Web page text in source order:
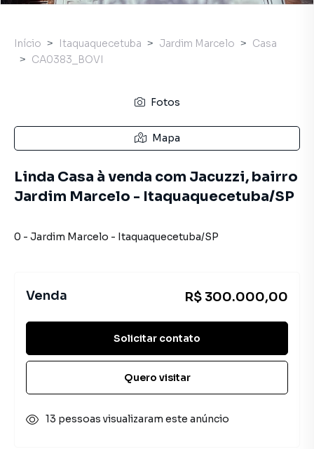
Início Itaquaquecetuba Jardim Marcelo
Casa
CA0383_BOVI
Fotos
Mapa
Linda Casa à venda com Jacuzzi, bairro
Jardim Marcelo - Itaquaquecetuba/SP
0 - Jardim Marcelo - Itaquaquecetuba/SP
Venda R$ 300.000,00
Solicitar contato
Quero visitar
13 pessoas visualizaram este anúncio